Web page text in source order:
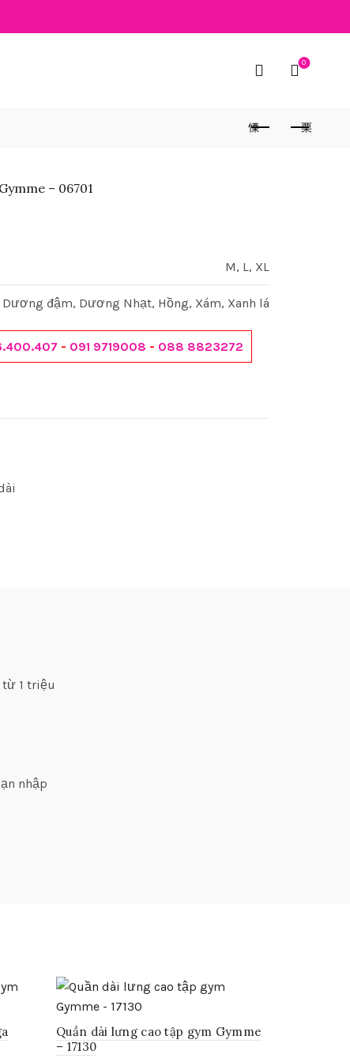
0
– 06701
M, L, XL
Dương đậm, Dương Nhạt, Hồng, Xám, Xanh lá
- 091 9719008 - 088 8823272
1 triệu
nhập
Quần dài lưng cao tập gym Gymme
– 17130